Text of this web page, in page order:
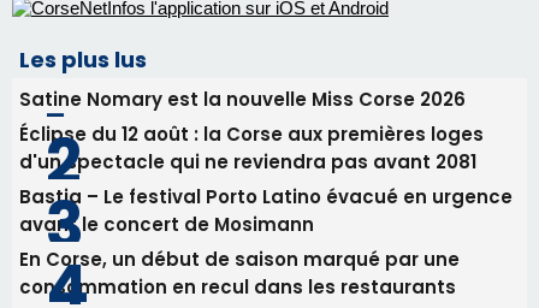
Les plus lus
Satine Nomary est la nouvelle Miss Corse 2026
Éclipse du 12 août : la Corse aux premières loges
d'un spectacle qui ne reviendra pas avant 2081
Bastia – Le festival Porto Latino évacué en urgence
avant le concert de Mosimann
En Corse, un début de saison marqué par une
consommation en recul dans les restaurants